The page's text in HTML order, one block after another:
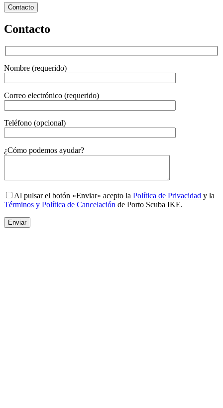
Contacto
Contacto
Nombre (requerido)
Correo electrónico (requerido)
Teléfono (opcional)
Gender
¿Cómo podemos ayudar?
Al pulsar el botón «Enviar» acepto la Política de Privacidad y la
Términos y Política de Cancelación de Porto Scuba IKE.